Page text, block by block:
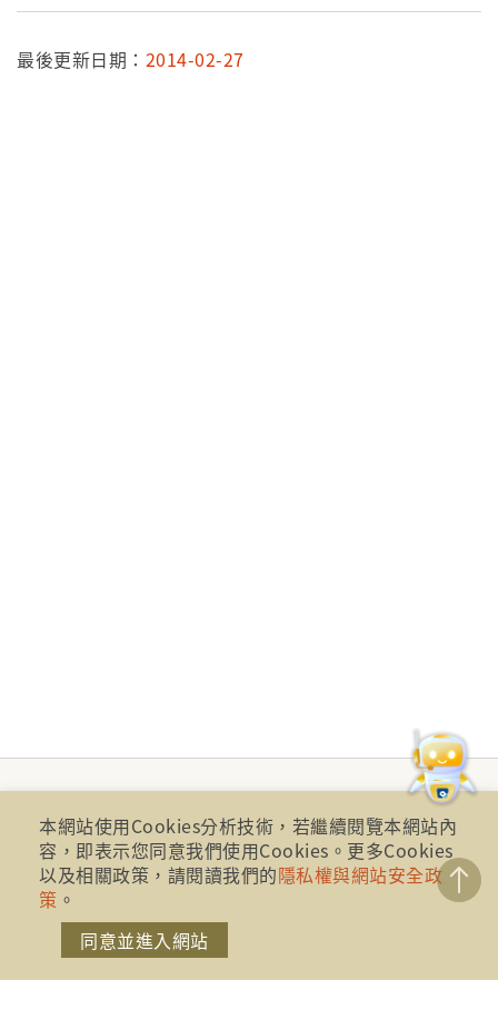
最後更新日期： 2014-02-27
財團法人金融消費評議中心 著作權所有
本網站使用Cookies分析技術，若繼續閱覽本網站內
容，即表示您同意我們使用Cookies。更多Cookies
以及相關政策，請閱讀我們的隱私權與網站安全政
策 。
同意並進入網站